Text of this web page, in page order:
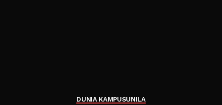
DUNIA KAMPUSUNILA